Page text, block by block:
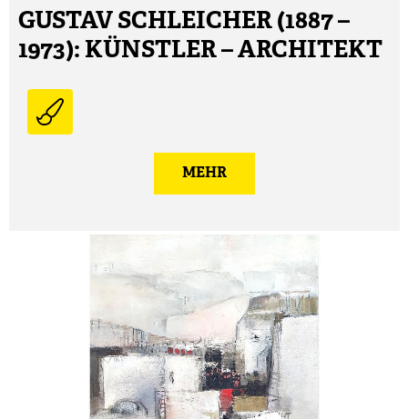
GUSTAV SCHLEICHER (1887 –
1973): KÜNSTLER – ARCHITEKT
MEHR